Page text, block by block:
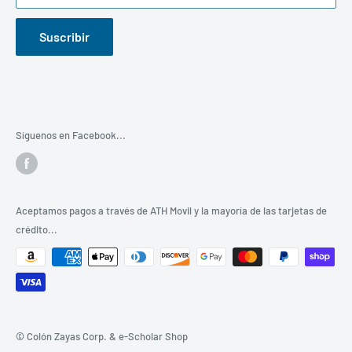
Gracias por visitar este portal y ser parte de la familia
"COLON ZAYAS CORP."
Suscribir
Síguenos en Facebook...
Aceptamos pagos a través de ATH Movil y la mayoría de las tarjetas de
crédito...
© Colón Zayas Corp. & e-Scholar Shop